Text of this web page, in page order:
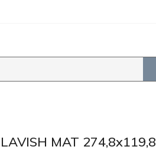
LAVISH MAT 274,8x119,8